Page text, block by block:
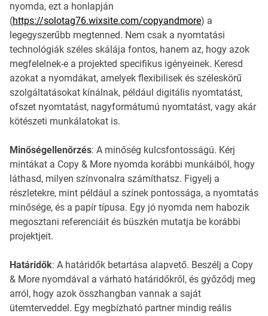
nyomda, ezt a honlapján
(https://solotag76.wixsite.com/copyandmore) a
legegyszerűbb megtenned. Nem csak a nyomtatási
technológiák széles skálája fontos, hanem az, hogy azok
megfelelnek-e a projekted specifikus igényeinek. Keresd
azokat a nyomdákat, amelyek flexibilisek és széleskörű
szolgáltatásokat kínálnak, például digitális nyomtatást,
ofszet nyomtatást, nagyformátumú nyomtatást, vagy akár
kötészeti munkálatokat is.
Minőségellenőrzés: A minőség kulcsfontosságú. Kérj
mintákat a Copy & More nyomda korábbi munkáiból, hogy
láthasd, milyen színvonalra számíthatsz. Figyelj a
részletekre, mint például a színek pontossága, a nyomtatás
minősége, és a papír típusa. Egy jó nyomda nem habozik
megosztani referenciáit és büszkén mutatja be korábbi
projektjeit.
Határidők: A határidők betartása alapvető. Beszélj a Copy
& More nyomdával a várható határidőkről, és győződj meg
arról, hogy azok összhangban vannak a saját
ütemterveddel. Egy megbízható partner mindig reális